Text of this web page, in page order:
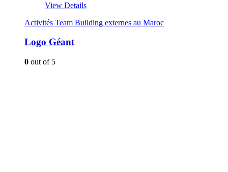
View Details
Activités Team Building externes au Maroc
Logo Géant
0 out of 5